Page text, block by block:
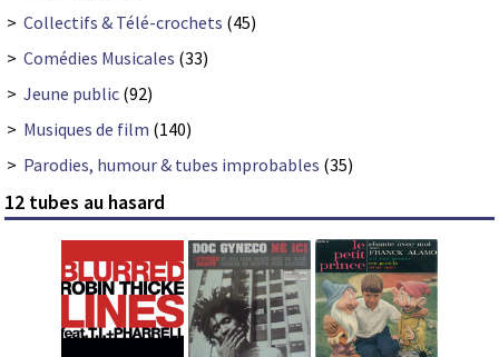
> Collectifs & Télé-crochets (45)
> Comédies Musicales (33)
> Jeune public (92)
> Musiques de film (140)
> Parodies, humour & tubes improbables (35)
12 tubes au hasard